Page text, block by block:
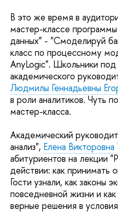
В это же время в
мастер-классе
данных" - "Смоделируй
класс по процессному
AnyLogic". Школьники
академического
Людмилы Геннадьевны
в роли аналитиков. Чуть
мастер-класса.
Академический
анализ", Елена Викторовна
абитуриентов на лекции
действии: как принимать
Гости узнали, как законы
повседневной жизни и
верные решения в